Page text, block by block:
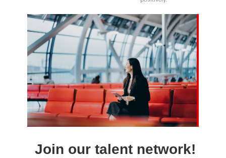
Join our talent network!